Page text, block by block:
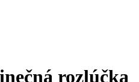
rozlúčka